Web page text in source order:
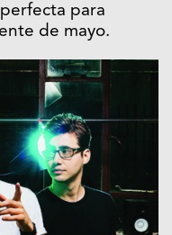
para
de mayo.